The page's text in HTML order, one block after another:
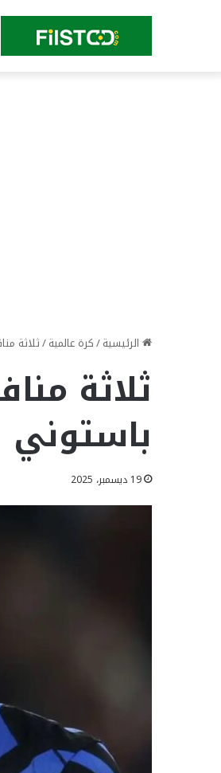
الرئيسية/كرة عالمية/ثلاثة
ثلاثة
باستوني
19 ديسمبر، 2025